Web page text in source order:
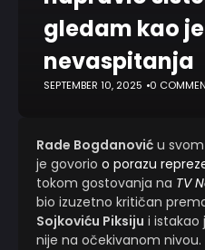
gledam kao
nevaspitanja
SEPTEMBER 10, 2025 0
Rade Bogdanović u
je govorio o porazu
tokom gostovanja na TV
bio izuzetno kritičan
Sojkoviću Piksiju i
nije na očekivanom nivou.